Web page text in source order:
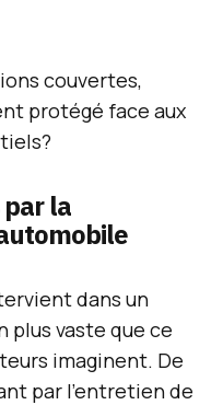
couvertes,
protégé face aux
la
dans un
vaste que ce
imaginent. De
par l’entretien de